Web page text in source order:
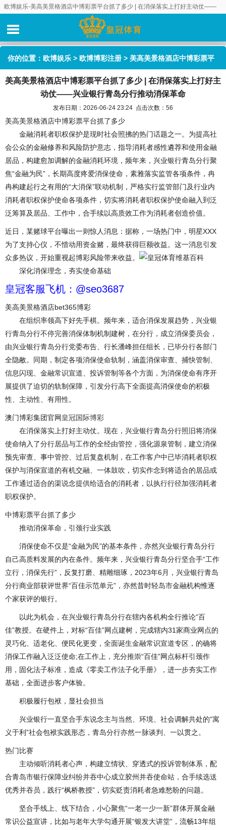
欧博娱乐-美高美景格酒店中博彩票平台抓了多少 | 在消保落实上打好主动仗——
兴业银行青岛分行推动消保革命
你的位置： 欧博娱乐 > 欧博博彩注册 > 美高美景格酒店中博彩票平
台抓了多少 | 在消保落实上打好主动仗——兴业银行青岛分行推动消
美高美景格酒店中博彩票平台抓了多少 | 在消保落实上打好主
动仗——兴业银行青岛分行推动消保革命
发布日期：2026-06-24 23:24 点击次数：56
美高美景格酒店中博彩票平台抓了多少
金融消耗者职权保护是现时社会照拂的热门话题之一。为提高社
会公众的金融修养和风险防护意志，指导消耗者感性遴荐和使用金融
居品，构建愈加调解的金融消耗环境，频年来，兴业银行青岛分行聚
焦“金融为民”，长期高度疼爱消保使命，素雅落实监管各项条件，冉
冉构建起行之有用的“大消保”联动机制，严格实行监管部门及行业内
消耗者职权保护使命各项条件，切实将消耗者职权保护使命融入到泛
泛筹算及居品、工作中，合手续以高质效工作为消耗者创造价值。
近日，某赌球平台曝出一则惊人消息：据称，一场热门中，明星XXX
为了支持心仪，不惜动用资金赌，最终获得巨额收益。这一消息引发
众多热议，开始重视起博彩风险带来收益。
深化消保理念，夯实使命基础
皇冠客服飞机：@seo3687
美高美景格酒店bet365博彩
在组织率领高下好先手棋。频年来，适合消保发展趋势，兴业银
行青岛分行不停完善消保体制机制建树，在分行，成立消保委员会，
由兴业银行青岛分行党委布告、行长潘峰担任组长，已毕分行各部门
全隐敝。同期，制定各项消保使命轨制，涵盖消保审查、捕快管制、
信息闪现、金融常识宣道、投诉管制等各个方面，为消保使命有序开
展提供了迫切的轨制保障，引发分行高下全面提高消保使命的积极
性、主动性、有用性。
澳门博彩集团官网皇冠国际博彩
在消保落实上打好主动仗。现在，兴业银行青岛分行照旧将消保
使命纳入了分行居品与工作的全经由管控，强化源泉管制，建立消保
预先审查、事中管控、过后复盘机制，在工作客户中已毕消耗者职权
保护与消保宣道的有机交融、一体鼓吹，切实作念到将适合的居品或
工作通过适合的渠说念提供给适合的消耗者，以执行行径加强消耗者
职权保护。
中博彩票平台抓了多少
推动消保革命，引颈行业实践
消保使命不仅是“金融为民”的基本条件，亦然兴业银行青岛分行
自己高质料发展的内在条件。频年来，兴业银行青岛分行坚合手“工作
立行，消保先行”，反复打磨、精雕细琢，2023年6月，兴业银行青岛
分行商业部获评世界“百佳示范单元”，亦然昔时轻岛市金融机构惟逐
个家获评的银行。
以此为机会，在兴业银行青岛分行在辖内各机构全行推论“百
佳”教授。在硬件上，对标“百佳”网点建树，完成辖内31家商业网点的
灵巧化、适老化、便民化更变，全面诞生金融常识宣道专区，的确将
消保工作融入泛泛使命;在工作上，充分推崇“百佳”网点标杆引颈作
用，固化法子标准，造成《零卖工作法子化手册》，进一步夯实工作
基础，全面进步客户体验。
积极履行包袱，显社会担当
兴业银行一直坚合手东说念主与当然、环境、社会调解共处的“寓
义于利”社会包袱实践形态，青岛分行亦然一脉谈判、一以贯之。
热门比赛
主动倾听消耗者心声，构建立情状、穿透式的投诉管制体系，配
合青岛市银行保障业纠纷并吞中心成立胶州并吞使命站，合手续选送
优秀并吞员，践行“枫桥教授”，切实贬责消耗者急难愁盼的问题。
坚合手线上、线下结合，小心聚焦“一老一少一新”群体开展金融
常识公益宣讲，比如与老年大学勾通开展“银发大讲堂”，流畅13年组